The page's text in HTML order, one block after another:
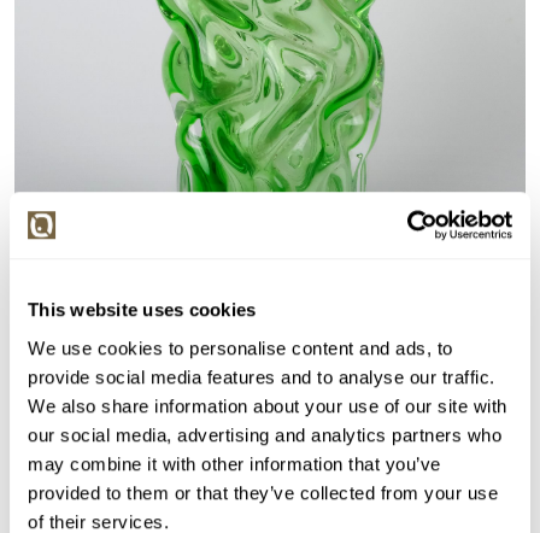
This website uses cookies
We use cookies to personalise content and ads, to
provide social media features and to analyse our traffic.
We also share information about your use of our site with
our social media, advertising and analytics partners who
may combine it with other information that you’ve
provided to them or that they’ve collected from your use
of their services.
Detail položky
> Zobrazit detail položky a informace o autorovi